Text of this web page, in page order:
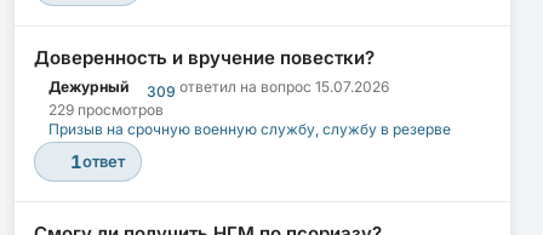
Доверенность и вручение повестки?
Дежурный 309 ответил на вопрос 15.07.2026
229 просмотров
Призыв на срочную военную службу, службу в резерве
1ответ